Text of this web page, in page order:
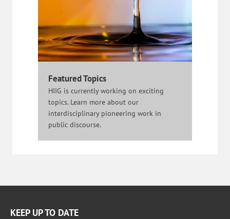
Featured Topics
HIIG is currently working on exciting
topics. Learn more about our
interdisciplinary pioneering work in
public discourse.
KEEP UP TO DATE